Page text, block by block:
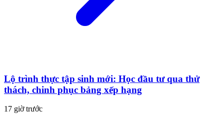
Lộ trình thực tập sinh mới: Học đầu tư qua thử
thách, chinh phục bảng xếp hạng
17 giờ trước